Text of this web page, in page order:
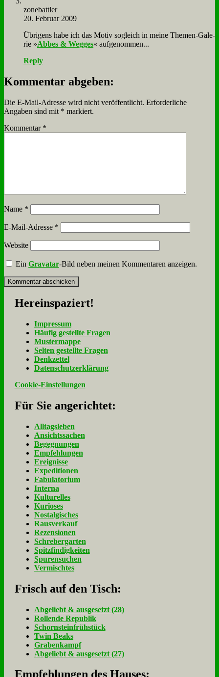
zone­batt­ler
20. Februar 2009
Üb­ri­gens ha­be ich das Mo­tiv so­gleich in mei­ne The­men-Ga­le­
rie »Ab­bes & Weg­ges« auf­ge­nom­men...
Reply
Kommentar abgeben:
Die E-Mail-Adresse wird nicht veröffentlicht. Erforderliche
Angaben sind mit * markiert.
Kommentar *
Name *
E-Mail-Adresse *
Website
EinGravatar-Bild neben meinen Kommentaren anzeigen.
Her­ein­spa­ziert!
Im­pres­sum
Häu­fig ge­stell­te Fra­gen
Mu­ster­map­pe
Sel­ten ge­stell­te Fra­gen
Denk­zet­tel
Da­ten­schutz­er­klä­rung
Cookie-Einstellungen
Für Sie an­ge­rich­tet:
Alltagsleben
Ansichtssachen
Begegnungen
Empfehlungen
Ereignisse
Expeditionen
Fabulatorium
Interna
Kulturelles
Kurioses
Nostalgisches
Rausverkauf
Rezensionen
Schrebergarten
Spitzfindigkeiten
Spurensuchen
Vermischtes
Frisch auf den Tisch:
Ab­ge­liebt & aus­ge­setzt (28)
Rol­len­de Re­pu­blik
Schorn­stein­früh­stück
Twin Beaks
Gra­ben­kampf
Ab­ge­liebt & aus­ge­setzt (27)
Empfehlungen des Hauses: